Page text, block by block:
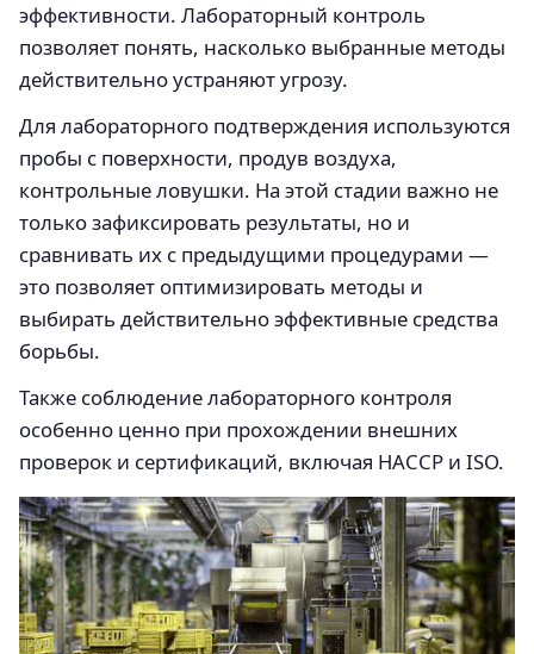
эффективности. Лабораторный контроль
позволяет понять, насколько выбранные методы
действительно устраняют угрозу.
Для лабораторного подтверждения используются
пробы с поверхности, продув воздуха,
контрольные ловушки. На этой стадии важно не
только зафиксировать результаты, но и
сравнивать их с предыдущими процедурами —
это позволяет оптимизировать методы и
выбирать действительно эффективные средства
борьбы.
Также соблюдение лабораторного контроля
особенно ценно при прохождении внешних
проверок и сертификаций, включая HACCP и ISO.